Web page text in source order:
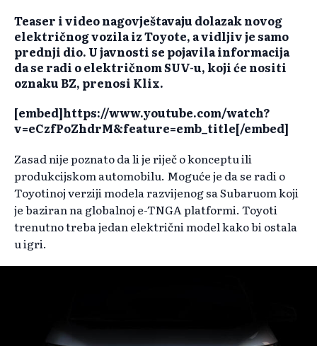
Teaser i video nagovještavaju dolazak novog
električnog vozila iz Toyote, a vidljiv je samo
prednji dio. U javnosti se pojavila informacija
da se radi o električnom SUV-u, koji će nositi
oznaku BZ, prenosi Klix.
[embed]https://www.youtube.com/watch?
v=eCzfPoZhdrM&feature=emb_title[/embed]
Zasad nije poznato da li je riječ o konceptu ili
produkcijskom automobilu. Moguće je da se radi o
Toyotinoj verziji modela razvijenog sa Subaruom koji
je baziran na globalnoj e-TNGA platformi. Toyoti
trenutno treba jedan električni model kako bi ostala
u igri.